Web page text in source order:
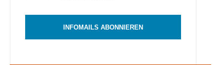
INFOMAILS ABONNIEREN